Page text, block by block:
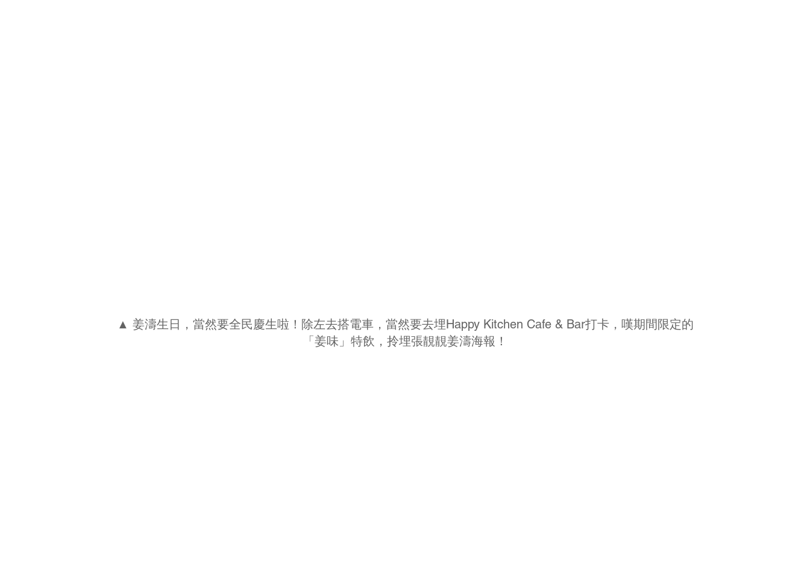
▲ 姜濤生日，當然要全民慶生啦！除左去搭電車，當然要去埋Happy Kitchen Cafe & Bar打卡，嘆期間限定的
「姜味」特飲，拎埋張靚靚姜濤海報！